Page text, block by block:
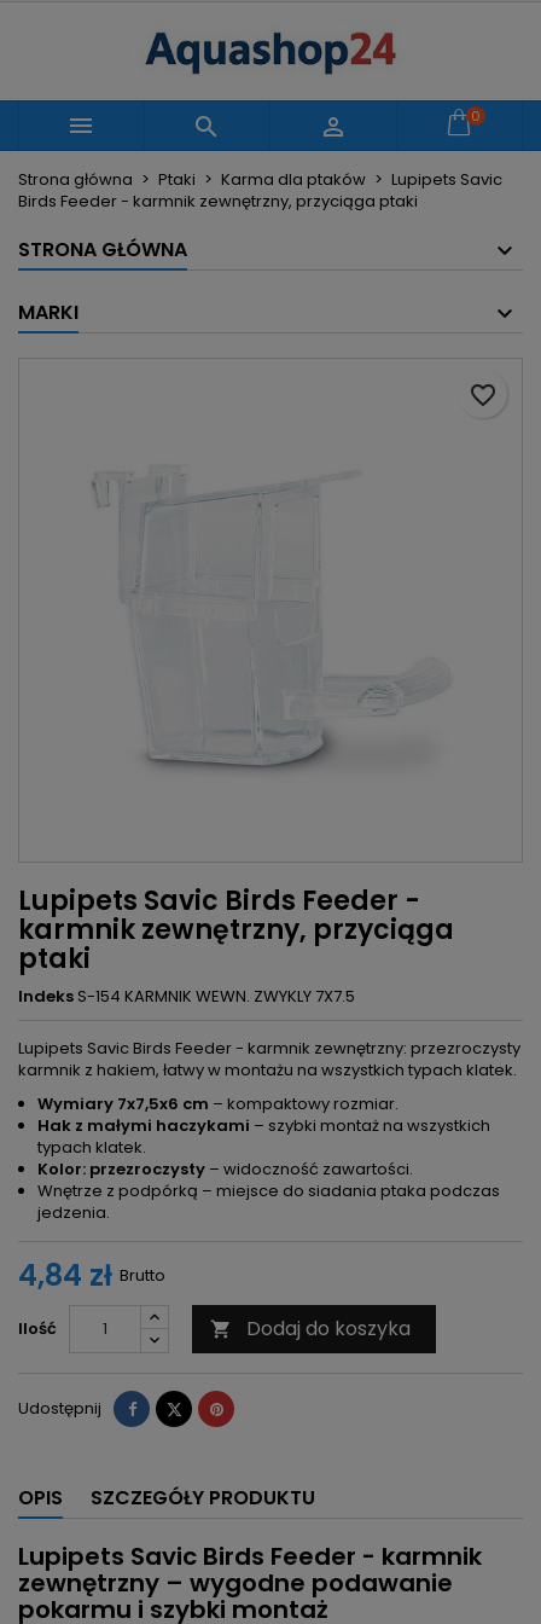
   0
Strona główna Ptaki Karma dla ptaków
Lupipets Savic
Birds Feeder - karmnik zewnętrzny, przyciąga ptaki
STRONA GŁÓWNA
MARKI
Lupipets Savic Birds Feeder -
karmnik zewnętrzny, przyciąga
ptaki
Indeks S-154 KARMNIK WEWN. ZWYKLY 7X7.5
Lupipets Savic Birds Feeder - karmnik zewnętrzny: przezroczysty
karmnik z hakiem, łatwy w montażu na wszystkich typach klatek.
Wymiary 7x7,5x6 cm – kompaktowy rozmiar.
Hak z małymi haczykami – szybki montaż na wszystkich
typach klatek.
Kolor: przezroczysty – widoczność zawartości.
Wnętrze z podpórką – miejsce do siadania ptaka podczas
jedzenia.
4,84 zł Brutto
Ilość  Dodaj do koszyka
favorite_border
Udostępnij Udostępnij
TweetujPinterest
OPIS SZCZEGÓŁY PRODUKTU
Lupipets Savic Birds Feeder - karmnik
zewnętrzny – wygodne podawanie
pokarmu i szybki montaż
Moje listy życzeń
add_circle_outline Utwórz nową listę
Utwórz listę życzeń
Nazwa listy życzeń
Zaloguj się
Musisz być zalogowany by zapisać produkty na
swojej liście życzeń.
Anuluj Zaloguj się